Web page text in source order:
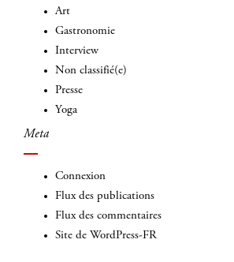
Art
Gastronomie
Interview
Non classifié(e)
Presse
Yoga
Meta
Connexion
Flux des publications
Flux des commentaires
Site de WordPress-FR